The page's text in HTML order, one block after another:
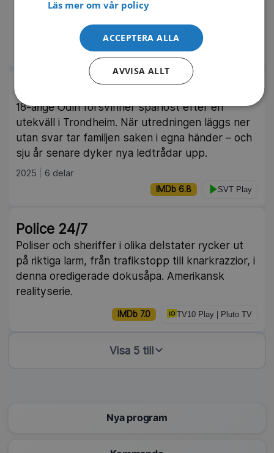
förvandlas sorgen snabbt till en gåta.
IMDb 7.2
18-årige Odin försvinner spårlöst efter en
utekväll i Trondheim. När utredningen läggs ner
utan svar tar familjen saken i egna händer – och
sju år senare dyker nya ledtrådar upp.
2025 6 delar
IMDb 6.8 SVT Play
Police 24/7
Poliser och sheriffer i olika delstater rycker ut
på riktiga larm, från trafikstopp till knarkrazzior, i
denna oredigerade dokusåpa. Amerikansk
realityserie.
IMDb 7.0 TV10 Play | Pluto TV
Visa 5 till
Nya program
Läs mer om vår policy
ACCEPTERA ALLA
AVVISA ALLT